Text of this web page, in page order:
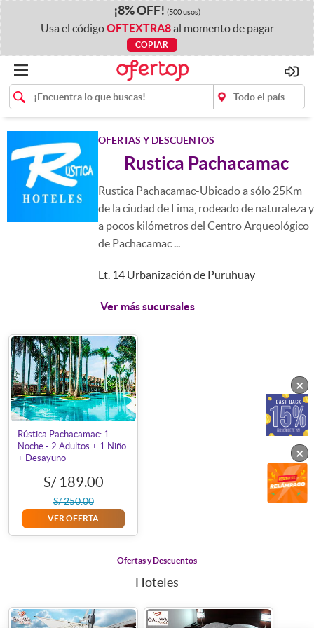
¡8%OFF! (500 usos)
Usa el códigoOFTEXTRA8al momento de pagar
COPIAR
OFERTAS Y DESCUENTOS
Rustica Pachacamac
Rustica Pachacamac-Ubicado a sólo 25Km
de la ciudad de Lima, rodeado de naturaleza y
a pocos kilómetros del Centro Arqueológico
de Pachacamac ...
Lt. 14 Urbanización de Puruhuay
Ver más sucursales
Rústica Pachacamac: 1
Noche - 2 Adultos + 1 Niño
+ Desayuno
S/ 189.00
S/ 250.00
VER OFERTA
Ofertas y Descuentos
Hoteles
×
×